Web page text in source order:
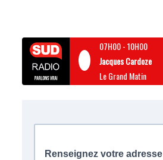
07H00-10H00
Jacques Cardoze
Le Grand Matin